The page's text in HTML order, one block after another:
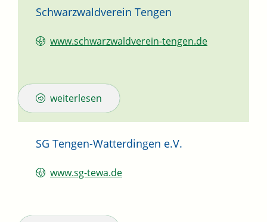
Schwarzwaldverein Tengen
www.schwarzwaldverein-tengen.de
weiterlesen
SG Tengen-Watterdingen e.V.
www.sg-tewa.de